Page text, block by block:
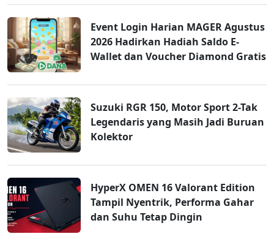
Event Login Harian MAGER Agustus
2026 Hadirkan Hadiah Saldo E-
Wallet dan Voucher Diamond Gratis
Suzuki RGR 150, Motor Sport 2-Tak
Legendaris yang Masih Jadi Buruan
Kolektor
HyperX OMEN 16 Valorant Edition
Tampil Nyentrik, Performa Gahar
dan Suhu Tetap Dingin